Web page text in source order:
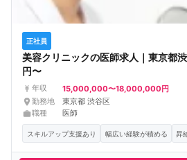
正社員
美容クリニックの医師求人｜東京都
円〜
年収 15,000,000〜18,000,000円
勤務地
東京都 渋谷区
職種
医師
スキルアップ支援あり 幅広い経験が積める 昇